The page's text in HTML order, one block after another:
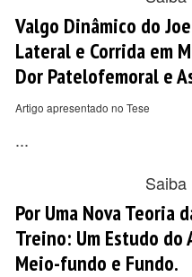
Valgo Dinâmico do
Lateral e Corrida em
Dor Patelofemoral e
Artigo apresentado no Tese
...
Por Uma Nova Teoria
Treino: Um Estudo
Meio-fundo e Fundo.